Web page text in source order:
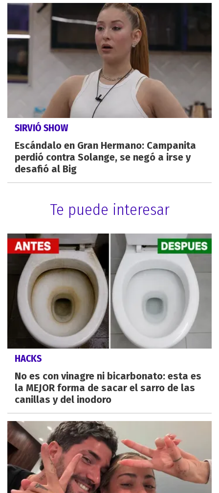
SIRVIÓ SHOW
Escándalo en Gran Hermano: Campanita
perdió contra Solange, se negó a irse y
desafió al Big
Te puede interesar
HACKS
No es con vinagre ni bicarbonato: esta es
la MEJOR forma de sacar el sarro de las
canillas y del inodoro